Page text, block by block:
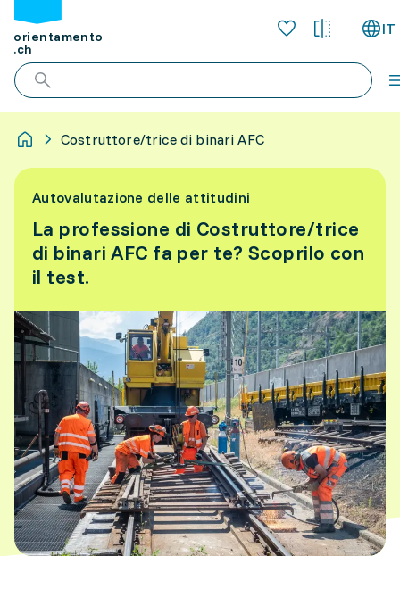
orientamento
.ch
IT
Costruttore/trice di binari AFC
Autovalutazione delle attitudini
La professione di Costruttore/trice
di binari AFC fa per te? Scoprilo con
il test.